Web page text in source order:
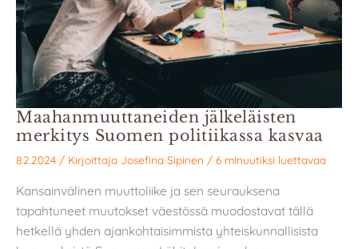
Maahanmuuttaneiden jälkeläisten
merkitys Suomen politiikassa kasvaa
8.2.2024 / Kirjoittaja Josefina Sipinen / 6 minuutiksi luettavaa
Kansainvälinen muuttoliike ja sen seurauksena
tapahtuneet muutokset väestössä muodostavat tällä
hetkellä yhden ajankohtaisimmista yhteiskunnallisista